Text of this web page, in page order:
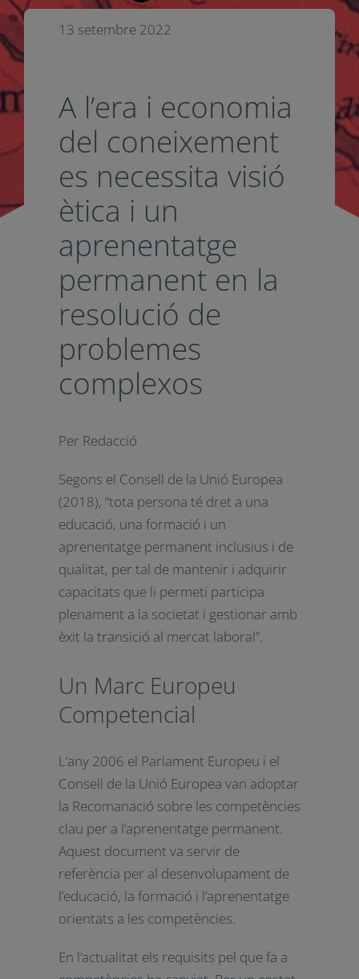
13 setembre 2022
A l’era i
economia del
coneixement es
necessita visió
ètica i un
aprenentatge
permanent en la
resolució de
problemes
Per Redacció
Segons el Consell de la Unió Europea
(2018), “tota persona té dret a una
educació, una formació i un
aprenentatge permanent inclusius i
de qualitat, per tal de mantenir i
adquirir capacitats que li permeti
participa plenament a la societat i
mercat laboral”.
Competencial
L’any 2006 el Parlament Europeu i el
Consell de la Unió Europea van
adoptar la Recomanació sobre les
competències clau per a
l’aprenentatge permanent. Aquest
document va servir de referència per
al desenvolupament de l’educació, la